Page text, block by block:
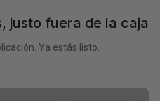
justo fuera de la caja
Ya estás listo.